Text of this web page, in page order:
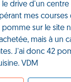
drive d'un centre
mes courses
sur le site
mais à un
J'ai donc 42
VDM